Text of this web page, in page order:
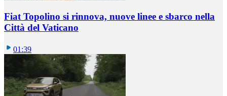
Fiat Topolino si rinnova, nuove linee e sbarco nella
Città del Vaticano
01:39